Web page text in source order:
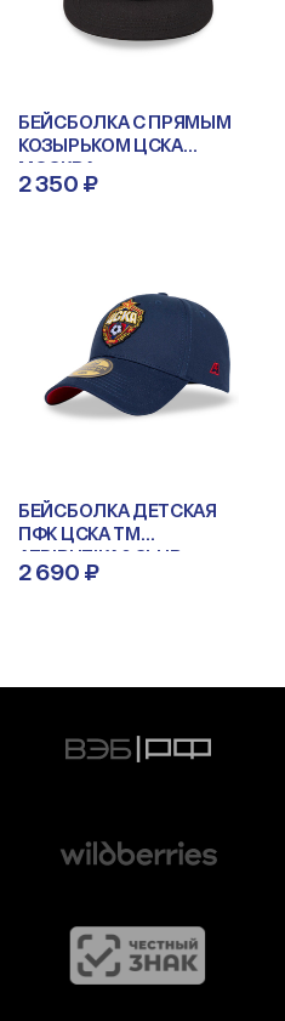
БЕЙСБОЛКА С ПРЯМЫМ
КОЗЫРЬКОМ ЦСКА
МОСКВА
2 350 ₽
БЕЙСБОЛКА ДЕТСКАЯ
ПФК ЦСКА ТМ
ATRIBUTIKA&CLUB
2 690 ₽